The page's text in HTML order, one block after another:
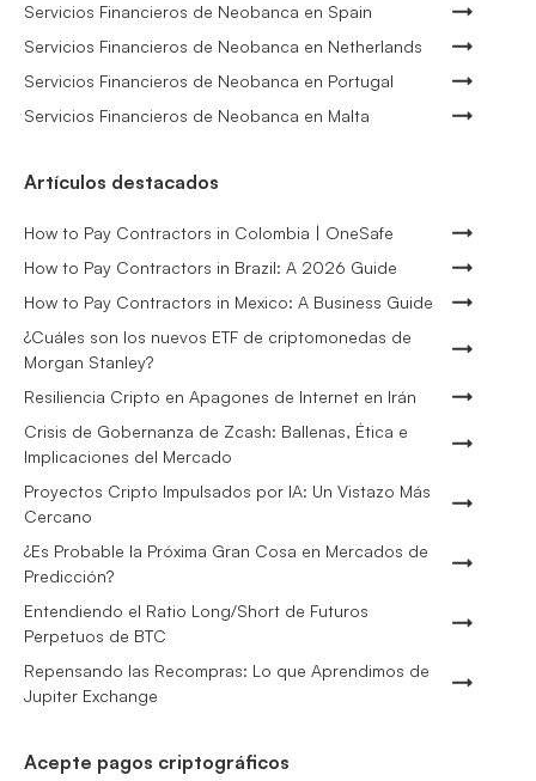
Servicios Financieros de Neobanca en Spain
Servicios Financieros de Neobanca en Netherlands
Servicios Financieros de Neobanca en Portugal
Servicios Financieros de Neobanca en Malta
Artículos destacados
How to Pay Contractors in Colombia | OneSafe
How to Pay Contractors in Brazil: A 2026 Guide
How to Pay Contractors in Mexico: A Business Guide
¿Cuáles son los nuevos ETF de criptomonedas de
Morgan Stanley?
Resiliencia Cripto en Apagones de Internet en Irán
Crisis de Gobernanza de Zcash: Ballenas, Ética e
Implicaciones del Mercado
Proyectos Cripto Impulsados por IA: Un Vistazo Más
Cercano
¿Es Probable la Próxima Gran Cosa en Mercados de
Predicción?
Entendiendo el Ratio Long/Short de Futuros
Perpetuos de BTC
Repensando las Recompras: Lo que Aprendimos de
Jupiter Exchange
Acepte pagos criptográficos